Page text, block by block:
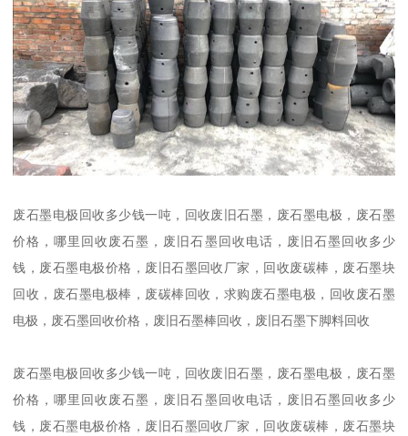
废石墨电极回收多少钱一吨，回收废旧石墨，废石墨电极，废石墨
价格，哪里回收废石墨，废旧石墨回收电话，废旧石墨回收多少
钱，废石墨电极价格，废旧石墨回收厂家，回收废碳棒，废石墨块
回收，废石墨电极棒，废碳棒回收，求购废石墨电极，回收废石墨
电极，废石墨回收价格，废旧石墨棒回收，废旧石墨下脚料回收
废石墨电极回收多少钱一吨，回收废旧石墨，废石墨电极，废石墨
价格，哪里回收废石墨，废旧石墨回收电话，废旧石墨回收多少
钱，废石墨电极价格，废旧石墨回收厂家，回收废碳棒，废石墨块